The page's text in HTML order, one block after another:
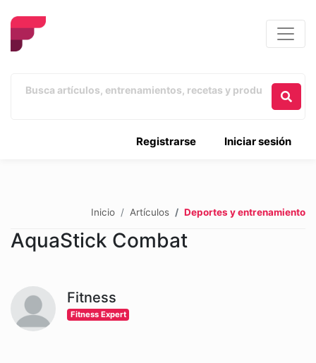
Iniciar sesión
Registrarse
Inicio Artículos Deportes y entrenamiento
AquaStick Combat
Fitness
Fitness Expert